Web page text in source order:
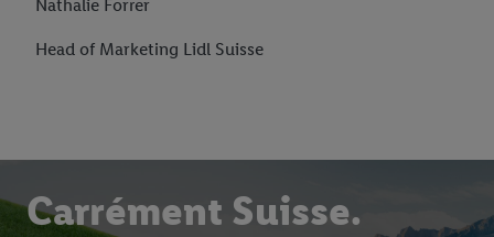
Nathalie Forrer
Head of Marketing Lidl Suisse
Carrément Suisse.